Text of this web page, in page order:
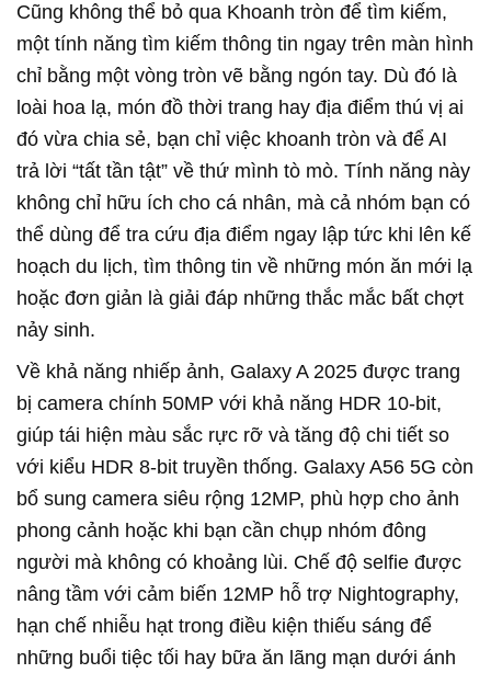
Cũng không thể bỏ qua Khoanh tròn để tìm kiếm,
một tính năng tìm kiếm thông tin ngay trên màn hình
chỉ bằng một vòng tròn vẽ bằng ngón tay. Dù đó là
loài hoa lạ, món đồ thời trang hay địa điểm thú vị ai
đó vừa chia sẻ, bạn chỉ việc khoanh tròn và để AI
trả lời “tất tần tật” về thứ mình tò mò. Tính năng này
không chỉ hữu ích cho cá nhân, mà cả nhóm bạn có
thể dùng để tra cứu địa điểm ngay lập tức khi lên kế
hoạch du lịch, tìm thông tin về những món ăn mới lạ
hoặc đơn giản là giải đáp những thắc mắc bất chợt
nảy sinh.
Về khả năng nhiếp ảnh, Galaxy A 2025 được trang
bị camera chính 50MP với khả năng HDR 10-bit,
giúp tái hiện màu sắc rực rỡ và tăng độ chi tiết so
với kiểu HDR 8-bit truyền thống. Galaxy A56 5G còn
bổ sung camera siêu rộng 12MP, phù hợp cho ảnh
phong cảnh hoặc khi bạn cần chụp nhóm đông
người mà không có khoảng lùi. Chế độ selfie được
nâng tầm với cảm biến 12MP hỗ trợ Nightography,
hạn chế nhiễu hạt trong điều kiện thiếu sáng để
những buổi tiệc tối hay bữa ăn lãng mạn dưới ánh